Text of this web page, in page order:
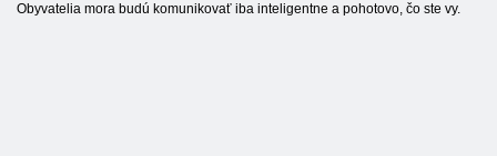
Obyvatelia mora budú komunikovať iba inteligentne a pohotovo, čo ste vy.